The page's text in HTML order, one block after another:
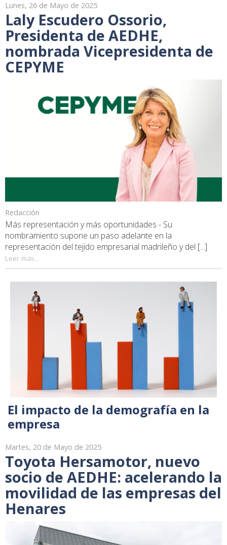
Lunes, 26 de Mayo de 2025
Laly Escudero Ossorio,
Presidenta de AEDHE,
nombrada Vicepresidenta de
CEPYME
Redacción
Más representación y más oportunidades - Su
nombramiento supone un paso adelante en la
representación del tejido empresarial madrileño y del [...]
Leer más...
El impacto de la demografía en la
empresa
Martes, 20 de Mayo de 2025
Toyota Hersamotor, nuevo
socio de AEDHE: acelerando la
movilidad de las empresas del
Henares